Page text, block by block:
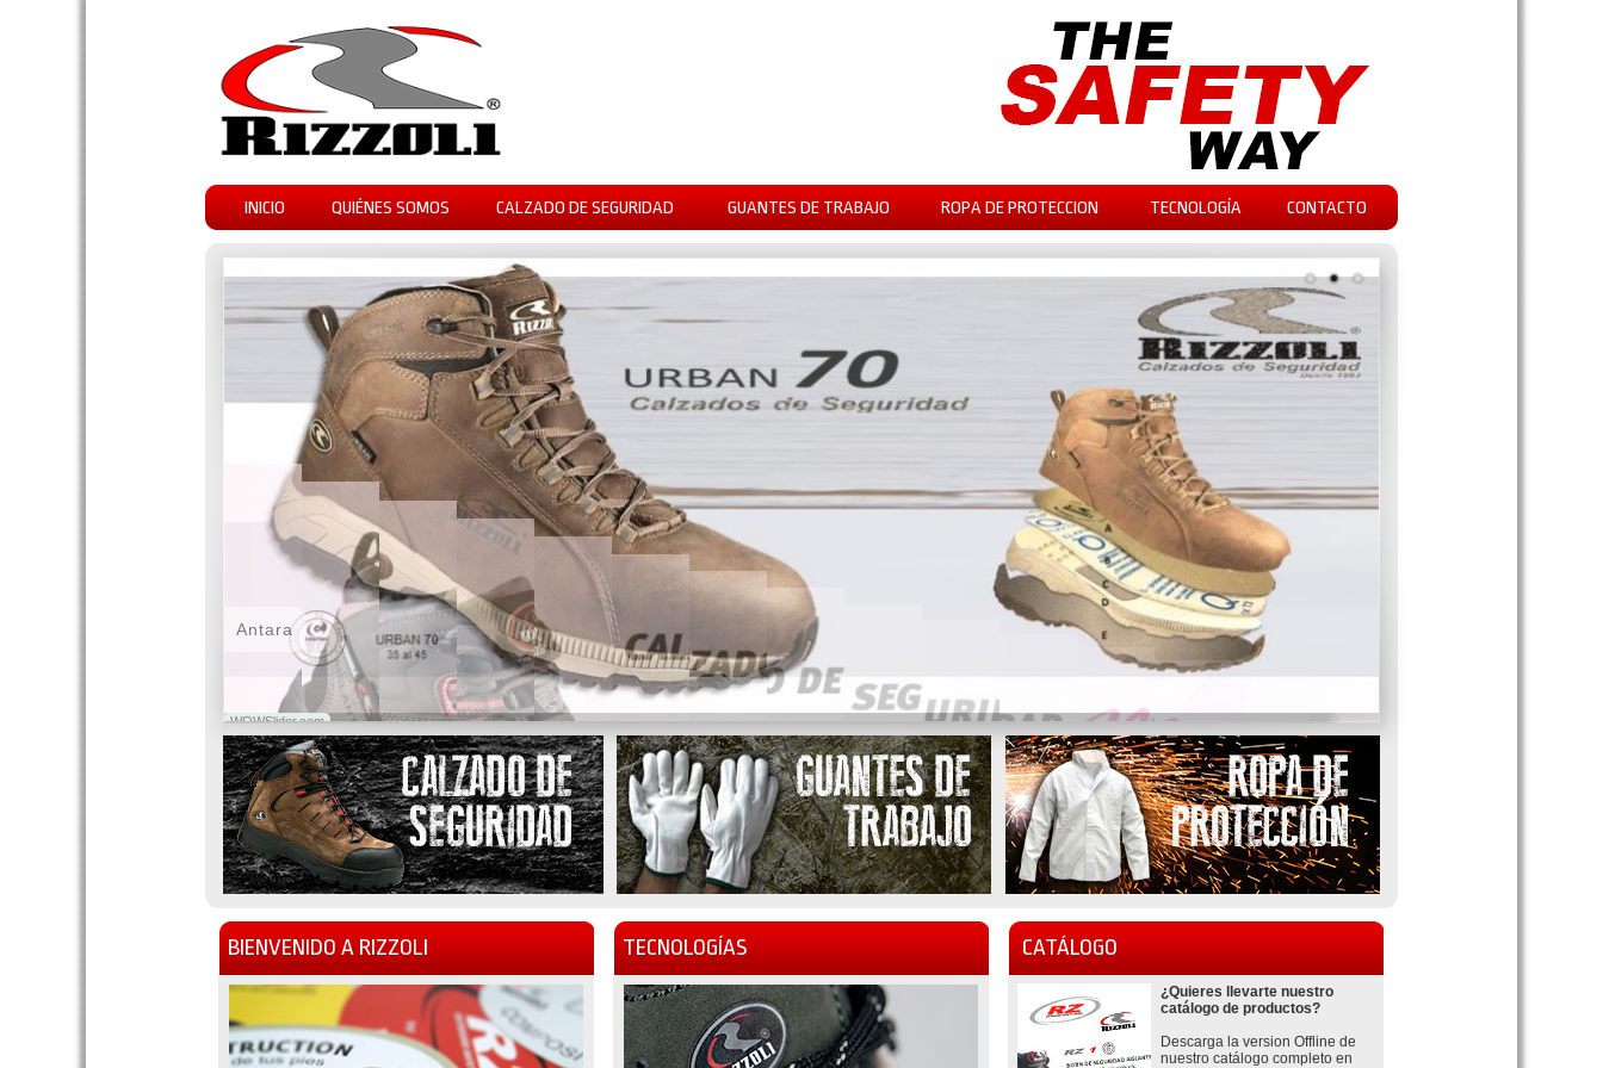
INICIO QUIÉNES SOMOS CALZADO DE SEGURIDAD GUANTES DE TRABAJO ROPA DE PROTECCION TECNOLOGÍA CONTACTO
WOWSlider.com
Antara
BIENVENIDO A RIZZOLI TECNOLOGÍAS CATÁLOGO
¿Quieres llevarte nuestro
catálogo de productos?
Descarga la version Offline de
nuestro catálogo completo en